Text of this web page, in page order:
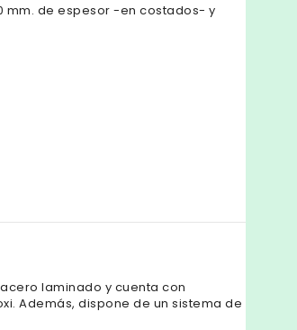
mm. de espesor -en costados- y
laminado y cuenta con
Además, dispone de un sistema de